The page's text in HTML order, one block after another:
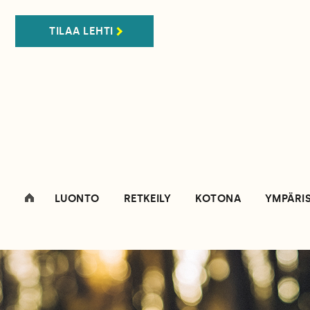
TILAA LEHTI
LUONTO RETKEILY KOTONA